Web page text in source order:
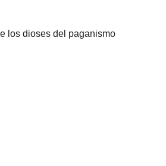
los dioses del paganismo